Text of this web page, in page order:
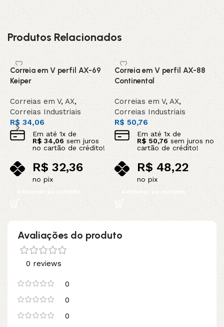
Produtos Relacionados
Correia em V perfil AX-69
Keiper
Correias em V, AX,
Correias Industriais
R$34,06
Em até 1x de
R$ 34,06 sem juros
no cartão de crédito!
R$32,36
no pix
Adicionar ao carrinho
Correia em V perfil AX-88
Continental
Correias em V,AX,
Correias Industriais
R$ 50,76
Em até 1x de
R$50,76sem juros no
cartão de crédito!
R$ 48,22
no pix
Adicionar ao carrinho
Avaliações do produto
0 reviews
0
0
0